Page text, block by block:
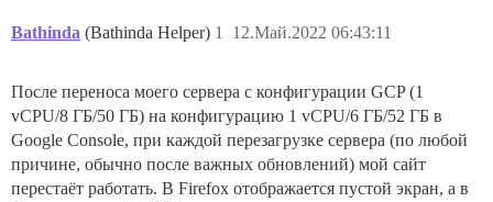
Bathinda (Bathinda Helper) 12.Май.2022 06:43:11
1
После переноса моего сервера с конфигурации GCP (1
vCPU/8 ГБ/50 ГБ) на конфигурацию 1 vCPU/6 ГБ/52 ГБ в
Google Console, при каждой перезагрузке сервера (по любой
причине, обычно после важных обновлений) мой сайт
перестаёт работать. В Firefox отображается пустой экран, а в